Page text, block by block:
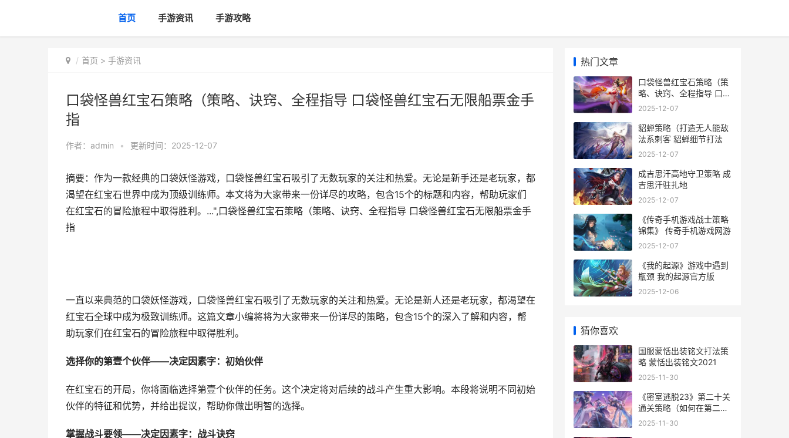
首页 手游资讯 手游攻略
首页 > 手游资讯
口袋怪兽红宝石策略（策略、诀窍、全程指导 口袋怪兽红宝石无限船票金手
指
作者： admin • 更新时间：2025-12-07
摘要：作为一款经典的口袋妖怪游戏，口袋怪兽红宝石吸引了无数玩家的关注和热爱。无论是新手还是老玩家，都
渴望在红宝石世界中成为顶级训练师。本文将为大家带来一份详尽的攻略，包含15个的标题和内容，帮助玩家们
在红宝石的冒险旅程中取得胜利。...",口袋怪兽红宝石策略（策略、诀窍、全程指导 口袋怪兽红宝石无限船票金手
指
一直以来典范的口袋妖怪游戏，口袋怪兽红宝石吸引了无数玩家的关注和热爱。无论是新人还是老玩家，都渴望在
红宝石全球中成为极致训练师。这篇文章小编将将为大家带来一份详尽的策略，包含15个的深入了解和内容，帮
助玩家们在红宝石的冒险旅程中取得胜利。
选择你的第壹个伙伴——决定因素字：初始伙伴
在红宝石的开局，你将面临选择第壹个伙伴的任务。这个决定将对后续的战斗产生重大影响。本段将说明不同初始
伙伴的特征和优势，并给出提议，帮助你做出明智的选择。
掌握战斗要领——决定因素字：战斗诀窍
热门文章
口袋怪兽红宝石策略（策
略、诀窍、全程指导 口袋
怪兽红宝石无限船票金手
2025-12-07
貂蝉策略（打造无人能敌
法系刺客 貂蝉细节打法
2025-12-07
成吉思汗高地守卫策略 成
吉思汗驻扎地
2025-12-07
《传奇手机游戏战士策略
锦集》 传奇手机游戏网游
2025-12-07
《我的起源》游戏中遇到
瓶颈 我的起源官方版
2025-12-06
猜你喜欢
国服蒙恬出装铭文打法策
略 蒙恬出装铭文2021
2025-11-30
《密室逃脱23》第二十关
通关策略（如何在第二十
关顺利逃脱 密室逃脱23
2025-11-30